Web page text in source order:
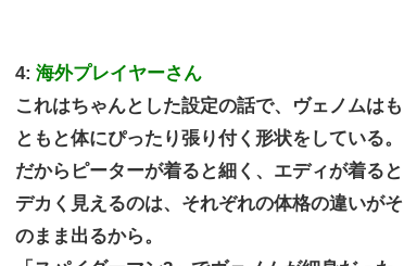
4: 海外プレイヤーさん
これはちゃんとした設定の話で、ヴェノムはも
ともと体にぴったり張り付く形状をしている。
だからピーターが着ると細く、エディが着ると
デカく見えるのは、それぞれの体格の違いがそ
のまま出るから。